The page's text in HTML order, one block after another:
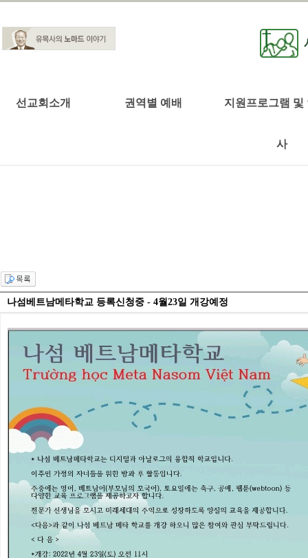
선교회소개 권역별 예배 지원프로그램 및
사
나섬베트남메타학교 등록신청중 - 4월23일 개강예정